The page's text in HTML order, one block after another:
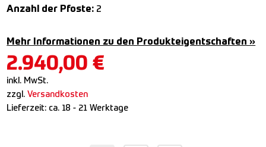
Anzahl der Pfoste: 2
Mehr Informationen zu den Produkteigentschaften »
2.940,00 €
inkl. MwSt.
zzgl. Versandkosten
Lieferzeit: ca. 18 - 21 Werktage